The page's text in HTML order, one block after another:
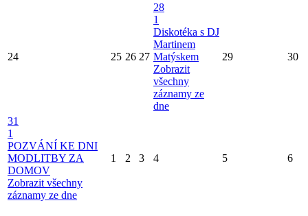
24 25 26 27
28
1
Diskotéka s DJ
Martinem
Matýskem
Zobrazit
všechny
záznamy ze
dne
29 30
31
1
POZVÁNÍ KE DNI
MODLITBY ZA
DOMOV
Zobrazit všechny
záznamy ze dne
1 2 3 4 5 6